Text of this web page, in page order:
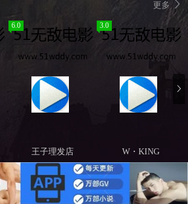
更多
6.0
王子理发店
3.0
W・KING